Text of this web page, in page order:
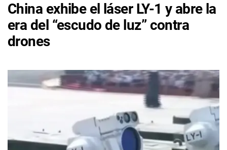
China exhibe el láser LY-1 y abre la
era del “escudo de luz” contra
drones